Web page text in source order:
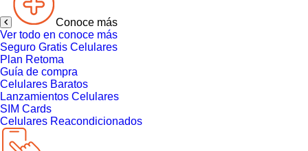
Conoce más
Ver todo en conoce más
Seguro Gratis Celulares
Plan Retoma
Guía de compra
Celulares Baratos
Lanzamientos Celulares
SIM Cards
Celulares Reacondicionados